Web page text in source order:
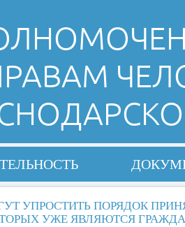
УПРОСТИТЬ ПОРЯДОК
УЖЕ ЯВЛЯЮТСЯ